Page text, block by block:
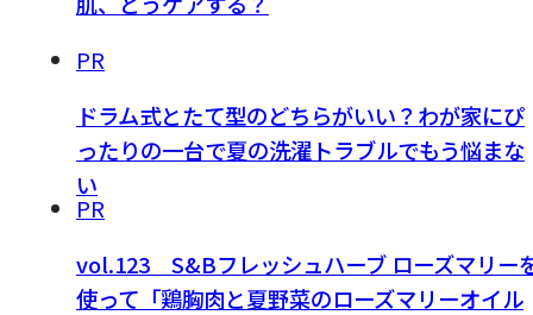
PR
ドラム式とたて型のどちらがいい？わが家にぴ
ったりの一台で夏の洗濯トラブルでもう悩まな
い
PR
vol.123 S&Bフレッシュハーブ ローズマリー
使って「鶏胸肉と夏野菜のローズマリーオイル